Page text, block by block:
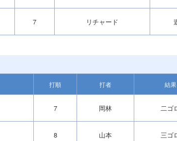
7 リチャード
打順 打者 結果
7 岡林 二ゴ
8 山本 三ゴ